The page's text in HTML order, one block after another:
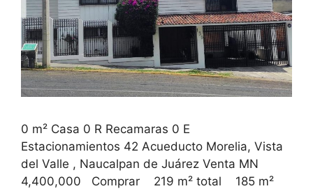
0 m² Casa 0 R Recamaras 0 E
Estacionamientos 42 Acueducto Morelia, Vista
del Valle , Naucalpan de Juárez Venta MN
4,400,000 Comprar 219 m² total 185 m²